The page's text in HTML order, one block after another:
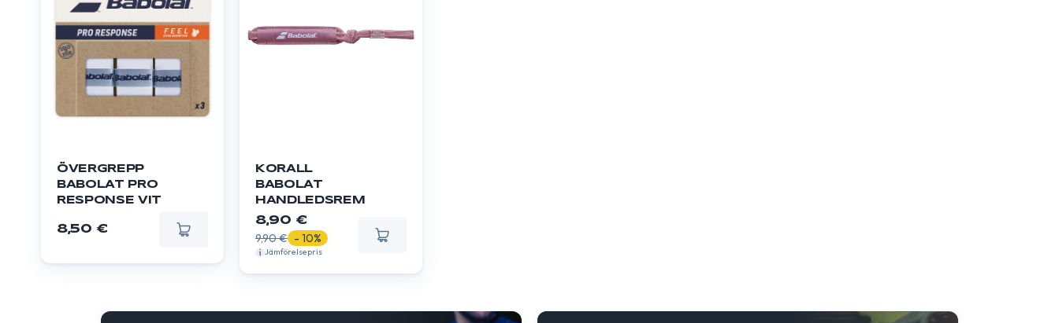
ÖVERGREPP
BABOLAT PRO
RESPONSE VIT
8,50 €
KORALL
BABOLAT
HANDLEDSREM
8,90 €
9,90 € - 10%
Jämförelsepris